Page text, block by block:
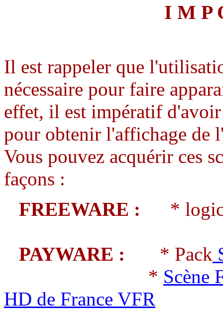
I M P
Il est rappeler que
nécessaire pour faire
effet, il est impératif
pour obtenir l'affichage de
Vous pouvez acquérir ces
façons :
FREEWARE : *
PAYWARE : * Pack
*
HD de France VFR